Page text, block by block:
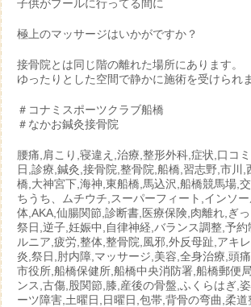
子供がプールに行ってる間に
極上のマッサージはいかがですか？
接骨院とは同じ階の離れた場所にあります。
ゆったりとした空間で静かに施術を受けられま
＃コナミスポーツクラブ船橋
＃なかお鍼灸接骨院
腰痛,肩こり,寝違え,治療,整形外科,症状,口コ
日,診療,鍼灸,接骨院,整骨院,船橋,習志野,市川,
橋,大神宮下,海神,東船橋,馬込沢,船橋競馬場,
ちうち、ムチウチ,スーパーフィート,インソ
体,AKA,仙腸関節,診断書,医療保険,肉離れ,ぎ
祭日,逆子,妊娠中,自律神経,バランス調整,予
ルニア,疲労,整体,整骨院,風邪,外反母趾,アキ
炎,祭日,肘内障,マッサージ,美容,全身治療,頭
市役所,船橋保健所,船橋中央消防署,船橋郵便
ンス,古傷,股関節,膝,産後の骨盤,ふくらはぎ,
ーツ障害,土曜日,日曜日,包帯,背骨の弯曲,柔